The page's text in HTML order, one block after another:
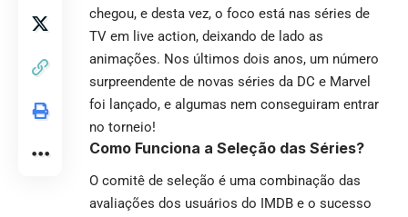
chegou, e desta vez, o foco está nas séries de
TV em live action, deixando de lado as
animações. Nos últimos dois anos, um número
surpreendente de novas séries da DC e Marvel
foi lançado, e algumas nem conseguiram entrar
no torneio!
Como Funciona a Seleção das Séries?
O comitê de seleção é uma combinação das
avaliações dos usuários do IMDB e o sucesso